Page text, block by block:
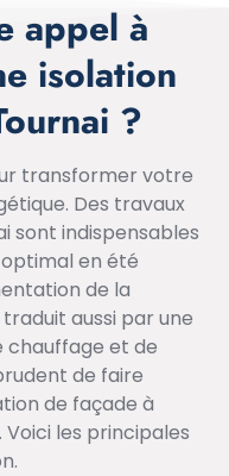
appel à
isolation
?
transformer votre
Des travaux
sont indispensables
en été
de la
aussi par une
chauffage et de
de faire
de façade à
Voici les principales